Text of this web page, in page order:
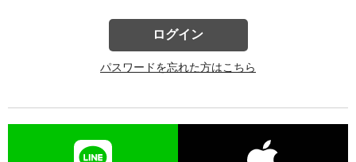
ログイン
パスワードを忘れた方はこちら